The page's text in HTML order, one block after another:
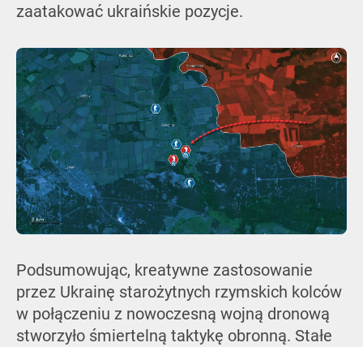
zaatakować ukraińskie pozycje.
Podsumowując, kreatywne zastosowanie
przez Ukrainę starożytnych rzymskich kolców
w połączeniu z nowoczesną wojną dronową
stworzyło śmiertelną taktykę obronną. Stałe